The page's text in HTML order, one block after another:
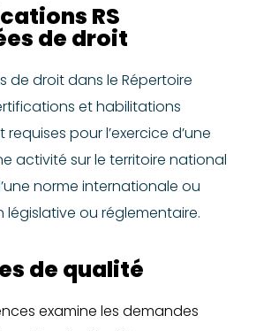
RS
de droit
de droit dans le Répertoire
et habilitations
requises pour l’exercice d’une
activité sur le territoire national
norme internationale ou
législative ou réglementaire.
de qualité
examine les demandes